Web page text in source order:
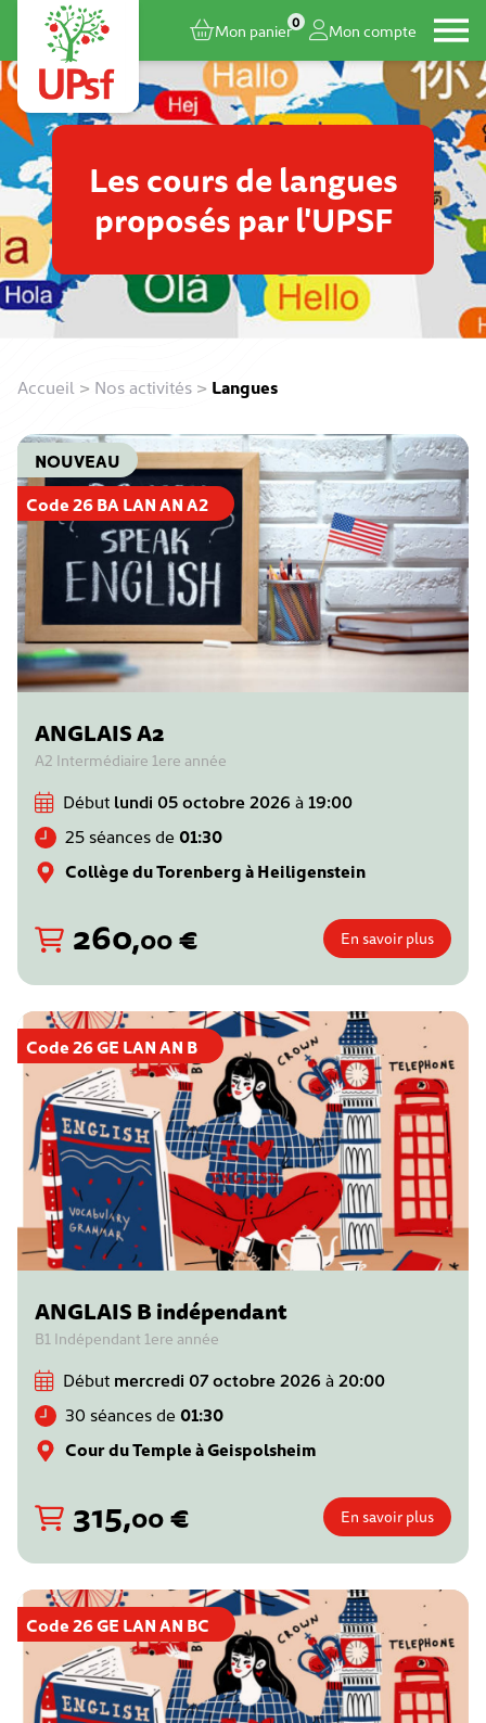
Mon panier0 Mon compte
Les cours de langues
proposés par l'UPSF
Accueil > Nos activités > Langues
Code 26 BA LAN AN A2
NOUVEAU
ANGLAIS A2
A2 Intermédiaire 1ere année
Début lundi 05 octobre 2026 à 19:00
25 séances de 01:30
Collège du Torenberg à Heiligenstein
260,00€ En savoir plus
Code 26 GE LAN AN B
ANGLAIS B indépendant
B1 Indépendant 1ere année
Début mercredi 07 octobre 2026 à 20:00
30 séances de 01:30
Cour du Temple à Geispolsheim
315,00€ En savoir plus
Code 26 GE LAN AN BC